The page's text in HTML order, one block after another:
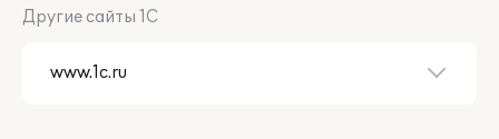
Другие сайты 1С